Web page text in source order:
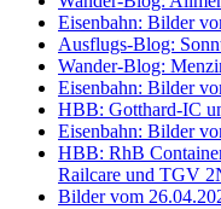
Eisenbahn: Bilder
Ausflugs-Blog:
Wander-Blog:
Eisenbahn: Bilder
HBB: Gotthard-IC
Eisenbahn: Bilder
HBB: RhB
Railcare und TGV
Bilder vom